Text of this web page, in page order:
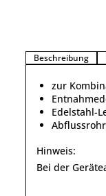
Beschreibung
zur
Edelstahl-
Hinweis:
Bei der